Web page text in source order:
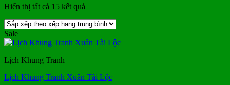
Hiển thị tất cả 15 kết quả
xếp
xếp
Sale
Lịch Khung Tranh
Lịch Khung Tranh Xuân Tài Lộc